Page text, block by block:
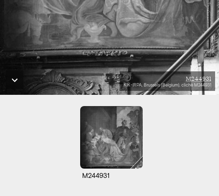
M244931
KIK-IRPA, Brussels (Belgium), cliché M244931
M244931